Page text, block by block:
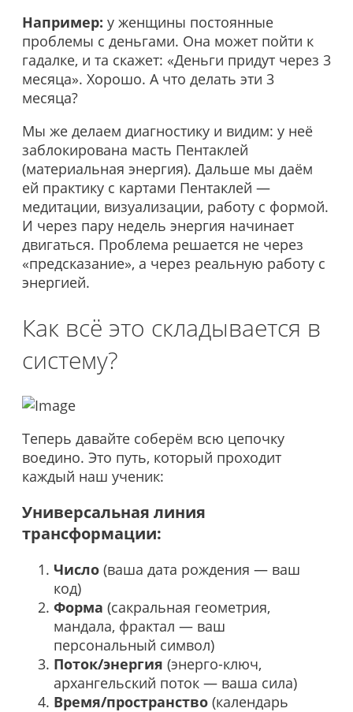
Например: у женщины постоянные
проблемы с деньгами. Она может пойти к
гадалке, и та скажет: «Деньги придут через 3
месяца». Хорошо. А что делать эти 3
месяца?
Мы же делаем диагностику и видим: у неё
заблокирована масть Пентаклей
(материальная энергия). Дальше мы даём
ей практику с картами Пентаклей —
медитации, визуализации, работу с формой.
И через пару недель энергия начинает
двигаться. Проблема решается не через
«предсказание», а через реальную работу с
энергией.
Как всё это складывается в
систему?
Теперь давайте соберём всю цепочку
воедино. Это путь, который проходит
каждый наш ученик:
Универсальная линия
трансформации:
Число (ваша дата рождения — ваш
код)
Форма (сакральная геометрия,
мандала, фрактал — ваш
персональный символ)
Поток/энергия (энерго-ключ,
архангельский поток — ваша сила)
Время/пространство (календарь